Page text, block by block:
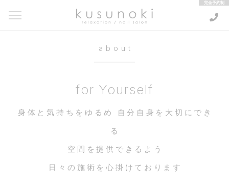
about
for Yourself
身体と気持ちをゆるめ 自分自身を大切にでき
る
空間を提供できるよう
日々の施術を心掛けております